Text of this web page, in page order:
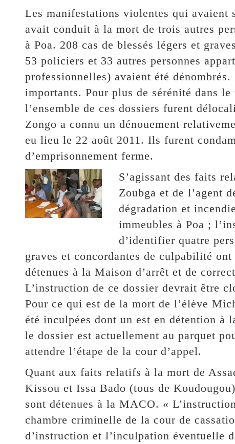
Les manifestations violentes qui avaient
avait conduit à la mort de trois autres
à Poa. 208 cas de blessés légers et
53 policiers et 33 autres personnes
professionnelles) avaient été
importants. Pour plus de sérénité dans
l’ensemble de ces dossiers furent
Zongo a connu un dénouement
eu lieu le 22 août 2011. Ils furent
d’emprisonnement ferme.
S’agissant des faits
Zoubga et de l’agent
dégradation et
immeubles à Poa ;
d’identifier quatre
graves et concordantes de culpabilité
détenues à la Maison d’arrêt et de
L’instruction de ce dossier devrait être
Pour ce qui est de la mort de l’élève
été inculpées dont un est en détention
le dossier est actuellement au parquet
attendre l’étape de la cour d’appel.
Quant aux faits relatifs à la mort de
Kissou et Issa Bado (tous de
sont détenues à la MACO. «
chambre criminelle de la cour de
d’instruction et l’inculpation éventuelle